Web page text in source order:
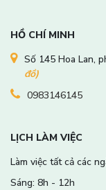
HỒ CHÍ MINH
Số 145 Hoa Lan,
đồ)
0983146145
LỊCH LÀM VIỆC
Làm việc tất cả các
Sáng: 8h - 12h